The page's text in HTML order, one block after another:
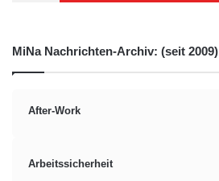
MiNa Nachrichten-Archiv: (seit 2009)
After-Work
Arbeitssicherheit